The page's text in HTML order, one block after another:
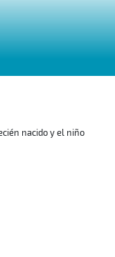
nacido y el niño